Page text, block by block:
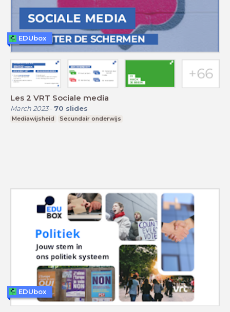
Les 2 VRT Sociale media
March 2023- 70 slides
Mediawijsheid Secundair onderwijs
EDUbox
EDUbox